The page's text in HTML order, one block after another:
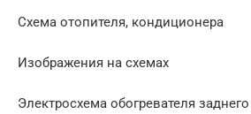
Схема отопителя, кондиционера
Изображения на схемах
Электросхема обогревателя